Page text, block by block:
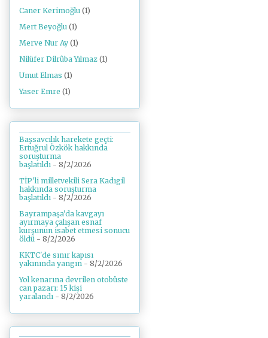
Caner Kerimoğlu (1)
Mert Beyoğlu (1)
Merve Nur Ay (1)
Nilüfer Dilrûba Yılmaz (1)
Umut Elmas (1)
Yaser Emre (1)
Başsavcılık harekete geçti:
Ertuğrul Özkök hakkında
soruşturma
başlatıldı - 8/2/2026
TİP'li milletvekili Sera Kadıgil
hakkında soruşturma
başlatıldı - 8/2/2026
Bayrampaşa'da kavgayı
ayırmaya çalışan esnaf
kurşunun isabet etmesi sonucu
öldü - 8/2/2026
KKTC'de sınır kapısı
yakınında yangın - 8/2/2026
Yol kenarına devrilen otobüste
can pazarı: 15 kişi
yaralandı - 8/2/2026